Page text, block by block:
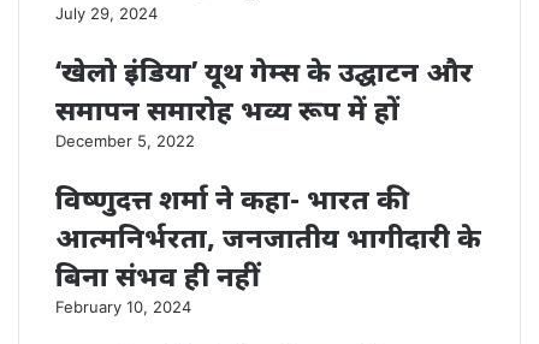
July 29, 2024
‘खेलो इंडिया’ यूथ गेम्स के उद्घाटन और
समापन समारोह भव्य रूप में हों
December 5, 2022
विष्णुदत्त शर्मा ने कहा- भारत की
आत्मनिर्भरता, जनजातीय भागीदारी के
बिना संभव ही नहीं
February 10, 2024